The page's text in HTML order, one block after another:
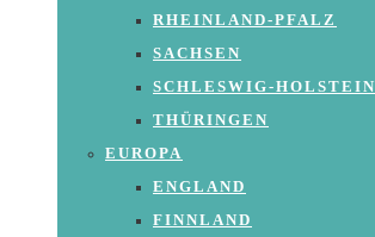
RHEINLAND-PFALZ
SACHSEN
SCHLESWIG-HOLSTEIN
THÜRINGEN
EUROPA
ENGLAND
FINNLAND